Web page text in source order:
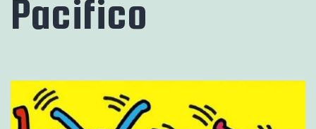
Pacifico